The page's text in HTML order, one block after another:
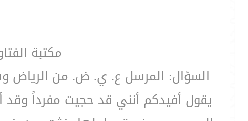
مكتبة
السؤال: المرسل ع. ي. ض. من الرياض
يقول أفيدكم أنني قد حجيت مفرداً